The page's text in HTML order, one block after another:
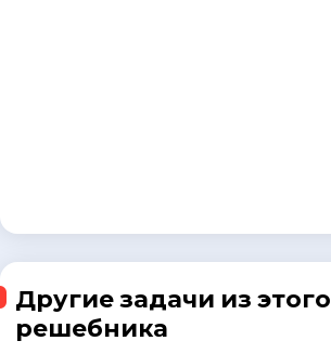
Другие задачи из этого
решебника